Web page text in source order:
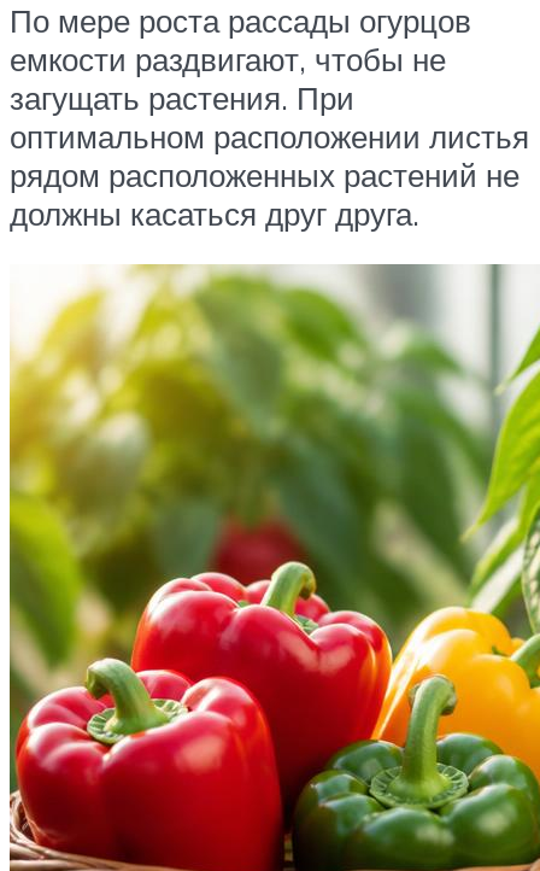
По мере роста рассады огурцов
емкости раздвигают, чтобы не
загущать растения. При
оптимальном расположении листья
рядом расположенных растений не
должны касаться друг друга.